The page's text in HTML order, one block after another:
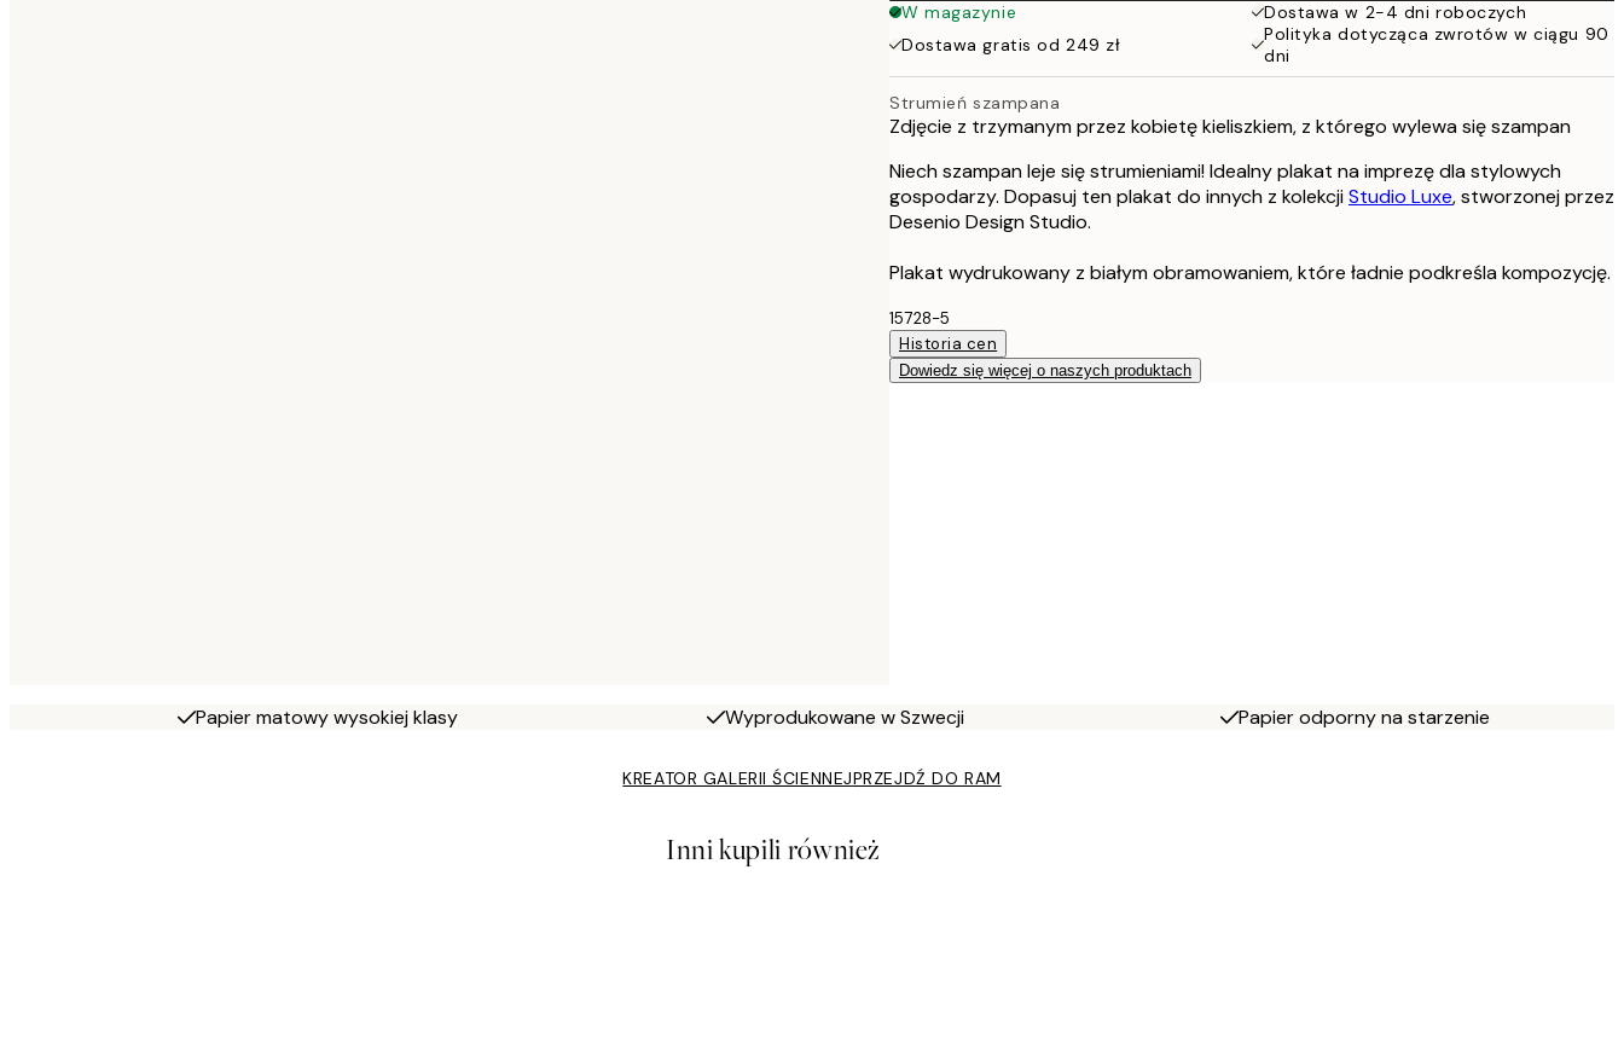
W magazynie
Dostawa w 2-4 dni roboczych
Dostawa gratis od 249 zł
Polityka dotycząca zwrotów w ciągu 90
dni
Strumień szampana
Zdjęcie z trzymanym przez kobietę kieliszkiem, z którego wylewa się szampan
Niech szampan leje się strumieniami! Idealny plakat na imprezę dla stylowych
gospodarzy. Dopasuj ten plakat do innych z kolekcjiStudio Luxe, stworzonej przez
Desenio Design Studio.
Plakat wydrukowany z białym obramowaniem, które ładnie podkreśla kompozycję.
15728-5
Historia cen
Dowiedz się więcej o naszych produktach
Papier matowy wysokiej klasy Wyprodukowane w Szwecji Papier odporny na starzenie
KREATOR GALERII ŚCIENNEJPRZEJDŹ DO RAM
Inni kupili również